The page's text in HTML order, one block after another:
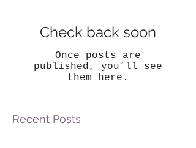
Check back soon
Once posts are
published, you’ll see
them here.
Recent Posts